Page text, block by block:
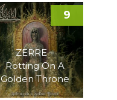
ZERRE –
Rotting On A
Golden Throne
9